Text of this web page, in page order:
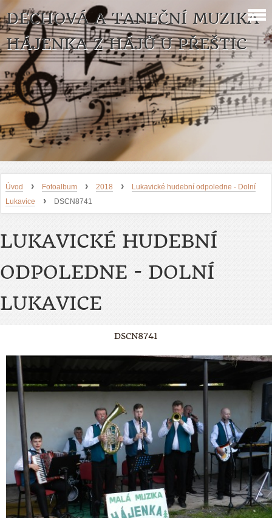
DECHOVÁ A TANEČNÍ MUZIKA
HÁJENKA Z HÁJŮ U PŘEŠTIC
Úvod › Fotoalbum › 2018 ›
Lukavické hudební odpoledne - Dolní
Lukavice
› DSCN8741
LUKAVICKÉ HUDEBNÍ
ODPOLEDNE - DOLNÍ
LUKAVICE
DSCN8741